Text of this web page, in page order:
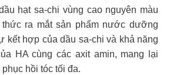
hạt sa-chi vùng cao nguyên màu
ra mắt sản phẩm nước dưỡng
kết hợp của dầu sa-chi và khả năng
HA cùng các axit amin, mang lại
hồi tóc tối đa.